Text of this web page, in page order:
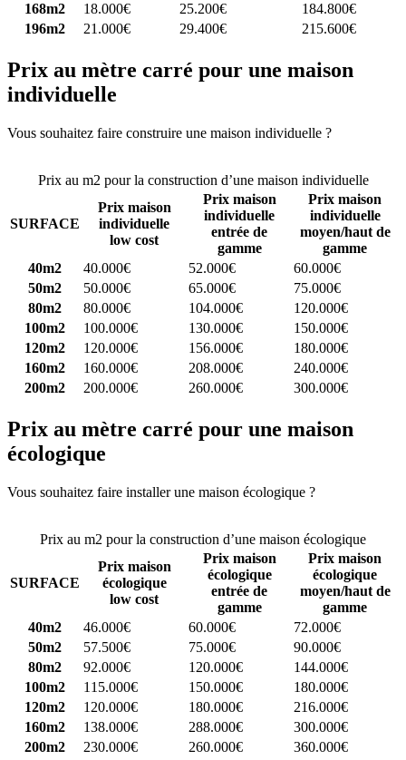
168m2
18.000€ 25.200€
184.800€
196m2
21.000€ 29.400€ 215.600€
Prix au mètre carré pour une maison
individuelle
Vous souhaitez faire construire une maison individuelle ?
Prix au m2 pour la construction d’une maison individuelle
SURFACE
Prix maison
individuelle
low cost
Prix maison
individuelle
entrée de
gamme
Prix maison
individuelle
moyen/haut de
gamme
40m2
40.000€ 52.000€
60.000€
50m2
50.000€ 65.000€
75.000€
80m2
80.000€ 104.000€
120.000€
100m2
100.000€ 130.000€
150.000€
120m2
120.000€ 156.000€
180.000€
160m2
160.000€ 208.000€
240.000€
200m2
200.000€ 260.000€ 300.000€
Prix au mètre carré pour une maison
écologique
Vous souhaitez faire installer une maison écologique ?
Prix au m2 pour la construction d’une maison écologique
SURFACE
Prix maison
écologique
low cost
Prix maison
écologique
entrée de
gamme
Prix maison
écologique
moyen/haut de
gamme
40m2
46.000€ 60.000€
72.000€
50m2
57.500€ 75.000€
90.000€
80m2
92.000€ 120.000€
144.000€
100m2
115.000€ 150.000€
180.000€
120m2
120.000€ 180.000€
216.000€
160m2
138.000€ 288.000€
300.000€
200m2
230.000€ 260.000€ 360.000€